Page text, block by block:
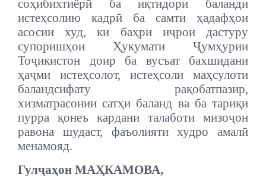
соҳибихтиёрӣ ба иқтидори баланди
истеҳсолию кадрӣ ба самти ҳадафҳои
асосии худ, ки баҳри иҷрои дастуру
супоришҳои Ҳукумати Ҷумҳурии
Тоҷикистон доир ба вусъат бахшидани
ҳаҷми истеҳсолот, истеҳсоли маҳсулоти
баландсифату рақобатпазир,
хизматрасонии сатҳи баланд ва ба тариқи
пурра қонеъ кардани талаботи мизоҷон
равона шудаст, фаъолияти худро амалӣ
менамояд.
Гулҷаҳон МАҲКАМОВА,